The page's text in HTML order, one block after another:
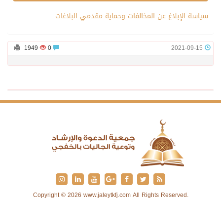
سياسة الإبلاغ عن المخالفات وحماية مقدمي البلاغات
2021-09-15
1949
Copyright © 2026 www.jaleytkfj.com All Rights Reserved.